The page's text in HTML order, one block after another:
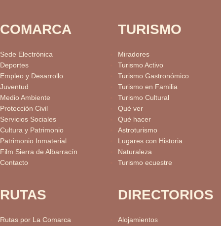
COMARCA
Sede Electrónica
Deportes
Empleo y Desarrollo
Juventud
Medio Ambiente
Protección Civil
Servicios Sociales
Cultura y Patrimonio
Patrimonio Inmaterial
Film Sierra de Albarracín
Contacto
RUTAS
Rutas por La Comarca
TURISMO
Miradores
Turismo Activo
Turismo Gastronómico
Turismo en Familia
Turismo Cultural
Qué ver
Qué hacer
Astroturismo
Lugares con Historia
Naturaleza
Turismo ecuestre
DIRECTORIOS
Alojamientos